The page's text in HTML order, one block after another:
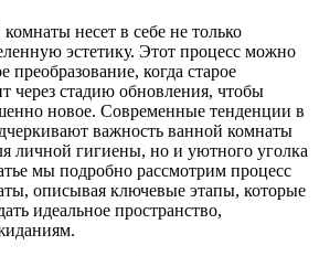
несет в себе не только
эстетику. Этот процесс можно
преобразование, когда старое
через стадию обновления, чтобы
новое. Современные тенденции в
важность ванной комнаты
личной гигиены, но и уютного уголка
мы подробно рассмотрим процесс
описывая ключевые этапы, которые
идеальное пространство,